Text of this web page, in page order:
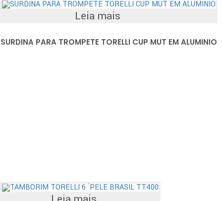
Leia mais
SURDINA PARA TROMPETE TORELLI CUP MUT EM ALUMINIO